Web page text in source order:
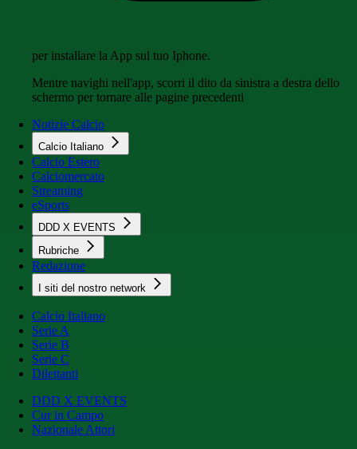
per installare la App sul tuo Iphone.
Mentre navighi nell'app, scorri il dito da sinistra a destra dello
schermo per tornare alle pagine precedenti
Notizie Calcio
Calcio Italiano
Calcio Estero
Calciomercato
Streaming
eSports
DDD X EVENTS
Rubriche
Redazione
I siti del nostro network
Calcio Italiano
Serie A
Serie B
Serie C
Dilettanti
DDD X EVENTS
Cur in Campo
Nazionale Attori